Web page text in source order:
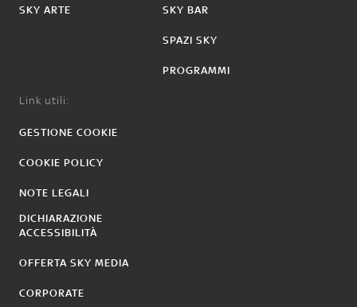
SKY ARTE SKY BAR
SPAZI SKY
PROGRAMMI
Link utili:
GESTIONE COOKIE
COOKIE POLICY
NOTE LEGALI
DICHIARAZIONE
ACCESSIBILITÀ
OFFERTA SKY MEDIA
CORPORATE